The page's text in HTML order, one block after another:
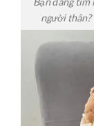
người thân?